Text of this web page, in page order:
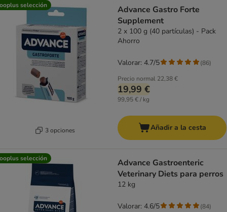
selección
3 opciones
Advance Gastro Forte
Supplement
2 x 100 g (40 partículas) - Pack
Ahorro
Precio normal 22,38 €
19,99 €
99,95 € / kg
Valorar: 4.7/5 (86)
Añadir a la cesta
selección
Advance Gastroenteric
Veterinary Diets para perros
12 kg
Valorar: 4.6/5 (84)